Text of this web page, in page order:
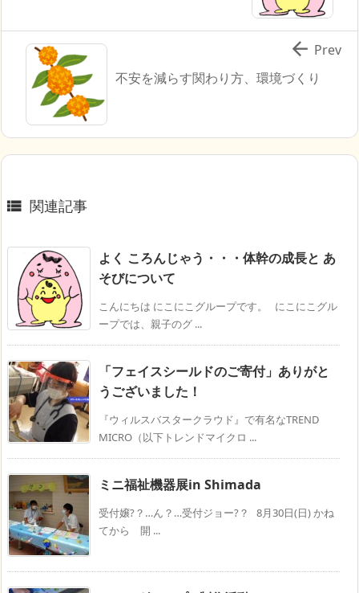
不安を減らす関わり方、環境づくり
 Prev
 関連記事
よく ころんじゃう・・・体幹の成長と あ
そびについて
こんにちは にこにこグループです。 にこにこグル
ープでは、親子のグ ...
「フェイスシールドのご寄付」ありがと
うございました！
『ウィルスバスタークラウド』で有名なTREND
MICRO（以下トレンドマイクロ ...
ミニ福祉機器展in Shimada
受付嬢?？…ん？…受付ジョー?？ 8月30日(日) かね
てから 開 ...